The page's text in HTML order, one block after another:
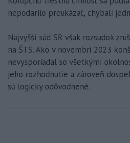
nepodarilo preukázať, chýbali
Najvyšší súd SR však rozsudok
na ŠTS. Ako v novembri 2023
nevysporiadal so všetkými
jeho rozhodnutie a zároveň
sú logicky odôvodnené.